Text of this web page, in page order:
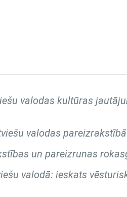
valodas kultūras
valodas pareizrakstībā
un pareizrunas
valodā: ieskats